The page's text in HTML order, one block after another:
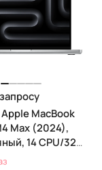
MacBook
Max (2024),
14 CPU/32
2ТБ SSD